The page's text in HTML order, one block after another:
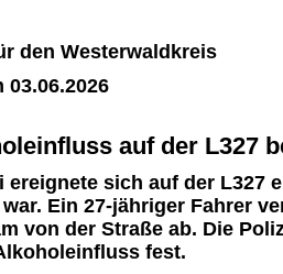
den Westerwaldkreis
auf der L327
ereignete sich auf der L327
Ein 27-jähriger Fahrer
von der Straße ab. Die
fest.